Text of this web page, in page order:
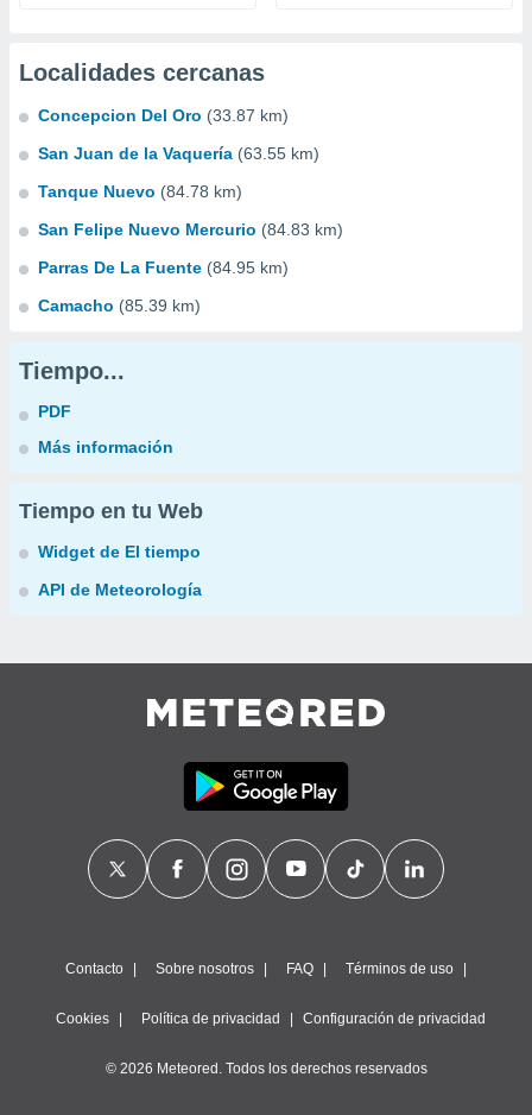
Localidades cercanas
Concepcion Del Oro (33.87 km)
San Juan de la Vaquería (63.55 km)
Tanque Nuevo (84.78 km)
San Felipe Nuevo Mercurio (84.83 km)
Parras De La Fuente (84.95 km)
Camacho (85.39 km)
Tiempo...
PDF
Más información
Tiempo en tu Web
Widget de El tiempo
API de Meteorología
Contacto Sobre nosotros FAQ Términos de uso
Cookies Política de privacidad Configuración de privacidad
© 2026 Meteored. Todos los derechos reservados